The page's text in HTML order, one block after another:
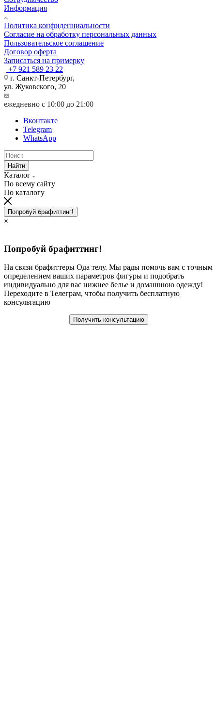
Информация
Политика конфиденциальности
Согласие на обработку персональных данных
Пользовательское соглашение
Договор оферта
Записаться на примерку
+7 921 589 23 22
г. Санкт-Петербург,
ул. Жуковского, 20
ежедневно с 10:00 до 21:00
Вконтакте
Telegram
WhatsApp
Найти
Каталог
По всему сайту
По каталогу
Попробуй брафиттинг!
×
Попробуй брафиттинг!
На связи брафиттеры Ода телу. Мы рады помочь вам с точным
определением ваших параметров фигуры и подобрать
индивидуально для вас нижнее белье и домашнюю одежду!
Переходите в Телеграм, чтобы получить бесплатную
консультацию
Получить консультацию